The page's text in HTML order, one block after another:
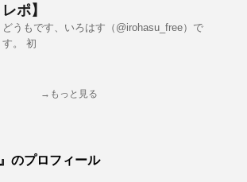
レポ】
どうもです、いろはす（@irohasu_free）で
す。 初
→もっと見る
のプロフィール